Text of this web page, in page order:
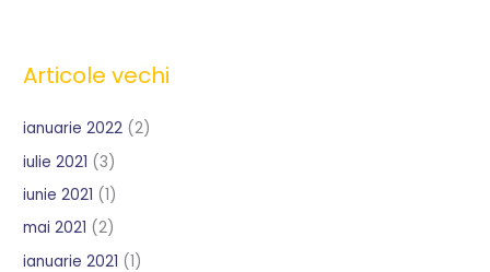
Articole vechi
ianuarie 2022 (2)
iulie 2021 (3)
iunie 2021 (1)
mai 2021 (2)
ianuarie 2021 (1)